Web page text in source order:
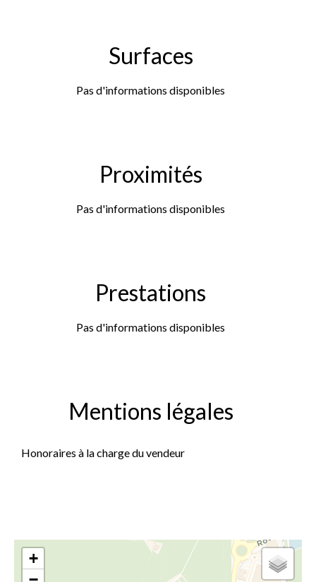
Surfaces
Pas d'informations disponibles
Proximités
Pas d'informations disponibles
Prestations
Pas d'informations disponibles
Mentions légales
Honoraires à la charge du vendeur
+